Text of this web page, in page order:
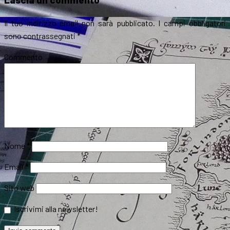
Il tuo indirizzo email non sarà pubblicato. I campi obbligatori
sono contrassegnati*
Commento*
Nome *
Email*
Sito web
Iscrivimi alla newsletter!